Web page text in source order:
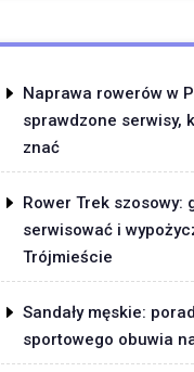
Naprawa rowerów w
sprawdzone serwisy,
znać
Rower Trek szosowy:
serwisować i
Trójmieście
Sandały męskie:
sportowego obuwia